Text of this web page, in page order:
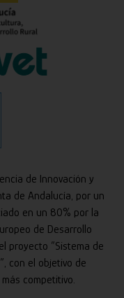
de Innovación y
de Andalucía, por un
en un 80% por la
de Desarrollo
proyecto “Sistema de
con el objetivo de
competitivo.